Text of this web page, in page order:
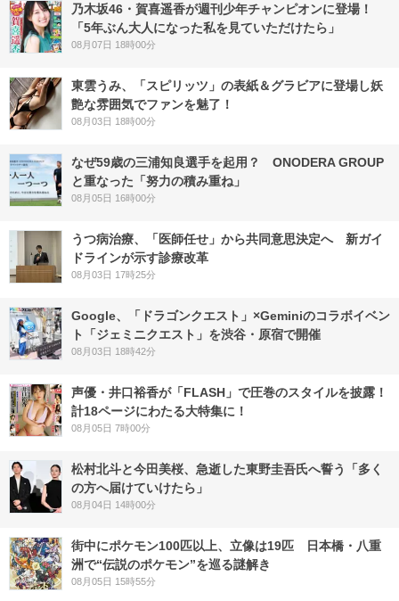
乃木坂46・賀喜遥香が週刊少年チャンピオンに登場！
「5年ぶん大人になった私を見ていただけたら」
08月07日 18時00分
東雲うみ、「スピリッツ」の表紙＆グラビアに登場し妖
艶な雰囲気でファンを魅了！
08月03日 18時00分
なぜ59歳の三浦知良選手を起用？ ONODERA GROUP
と重なった「努力の積み重ね」
08月05日 16時00分
うつ病治療、「医師任せ」から共同意思決定へ 新ガイ
ドラインが示す診療改革
08月03日 17時25分
Google、「ドラゴンクエスト」×Geminiのコラボイベン
ト「ジェミニクエスト」を渋谷・原宿で開催
08月03日 18時42分
声優・井口裕香が「FLASH」で圧巻のスタイルを披露！
計18ページにわたる大特集に！
08月05日 7時00分
松村北斗と今田美桜、急逝した東野圭吾氏へ誓う「多く
の方へ届けていけたら」
08月04日 14時00分
街中にポケモン100匹以上、立像は19匹 日本橋・八重
洲で“伝説のポケモン”を巡る謎解き
08月05日 15時55分